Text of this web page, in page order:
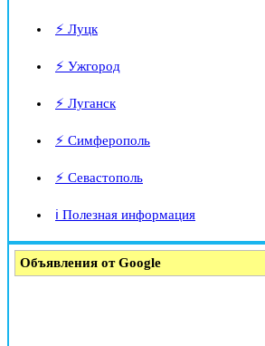
⚡ Луцк
⚡ Ужгород
⚡ Луганск
⚡ Симферополь
⚡ Севастополь
ℹ️ Полезная информация
Объявления от Google